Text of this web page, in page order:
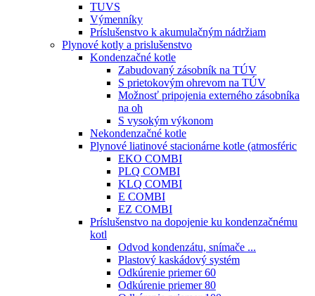
TUVS
Výmenníky
Príslušenstvo k akumulačným nádržiam
Plynové kotly a prislušenstvo
Kondenzačné kotle
Zabudovaný zásobník na TÚV
S prietokovým ohrevom na TÚV
Možnosť pripojenia externého zásobníka
na oh
S vysokým výkonom
Nekondenzačné kotle
Plynové liatinové stacionárne kotle (atmosféric
EKO COMBI
PLQ COMBI
KLQ COMBI
E COMBI
EZ COMBI
Príslušenstvo na dopojenie ku kondenzačnému
kotl
Odvod kondenzátu, snímače ...
Plastový kaskádový systém
Odkúrenie priemer 60
Odkúrenie priemer 80